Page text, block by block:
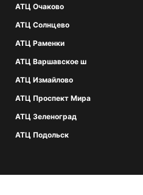
АТЦ Очаково
АТЦ Солнцево
АТЦ Раменки
АТЦ Варшавское ш
АТЦ Измайлово
АТЦ Проспект Мира
АТЦ Зеленоград
АТЦ Подольск